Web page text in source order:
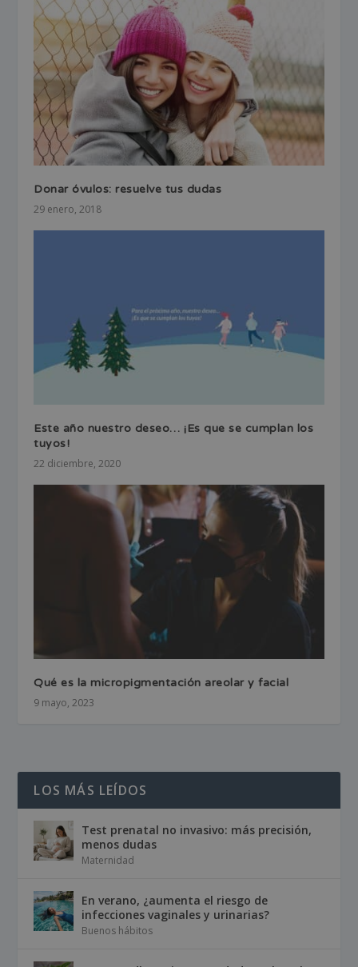
Donar óvulos: resuelve tus dudas
29 enero, 2018
Este año nuestro deseo… ¡Es que se cumplan los
tuyos!
22 diciembre, 2020
Qué es la micropigmentación areolar y facial
9 mayo, 2023
LOS MÁS LEÍDOS
Test prenatal no invasivo: más precisión,
menos dudas
Maternidad
En verano, ¿aumenta el riesgo de
infecciones vaginales y urinarias?
Buenos hábitos